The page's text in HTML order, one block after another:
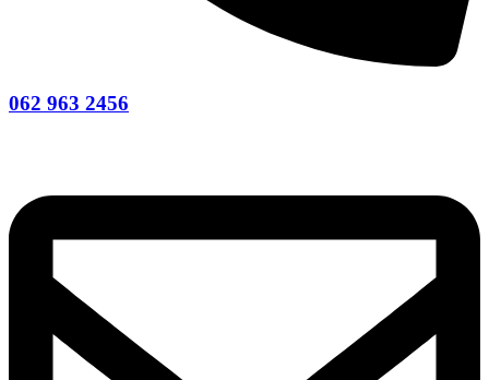
062 963 2456